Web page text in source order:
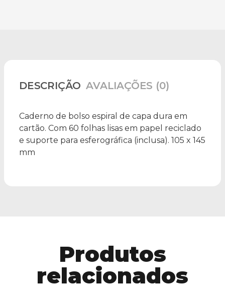
DESCRIÇÃO AVALIAÇÕES (0)
Caderno de bolso espiral de capa dura em
cartão. Com 60 folhas lisas em papel reciclado
e suporte para esferográfica (inclusa). 105 x 145
mm
Produtos
relacionados